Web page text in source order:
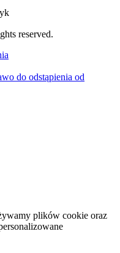
reserved.
do odstąpienia od
plików cookie oraz